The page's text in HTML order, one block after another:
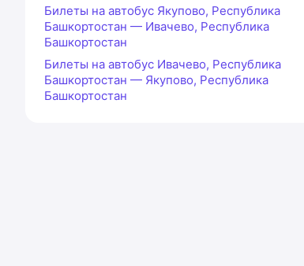
Билеты на автобус Якупово, Республика
Башкортостан — Ивачево, Республика
Башкортостан
Билеты на автобус Ивачево, Республика
Башкортостан — Якупово, Республика
Башкортостан